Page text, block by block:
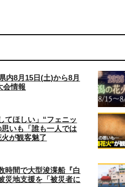
内8月15日(土)から8月
会情報
てほしい」“フェニッ
いも「誰も一人では
が観客魅了
時間で大型浚渫船『白
災地支援を「被災者に